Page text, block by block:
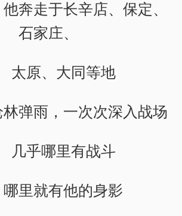
奔走于长辛店、保定、
石家庄、
太原、大同等地
林弹雨，一次次深入战场
几乎哪里有战斗
哪里就有他的身影